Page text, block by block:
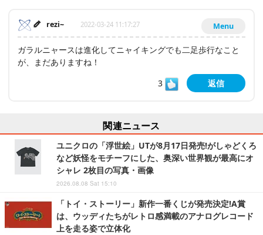
Menu
rezi~ 2022-03-24 11:17:27
ガラルニャースは進化してニャイキングでも二足歩行なこと
が、まだありますね！
3
返信
関連ニュース
ユニクロの「浮世絵」UTが8月17日発売!がしゃどくろ
など妖怪をモチーフにした、奥深い世界観が最高にオ
シャレ 2枚目の写真・画像
2026.08.08 Sat 15:10
「トイ・ストーリー」新作一番くじが発売決定!A賞
は、ウッディたちがレトロ感満載のアナログレコード
上を走る姿で立体化